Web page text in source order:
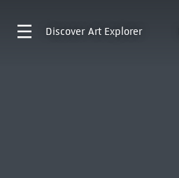
Discover Art Explorer